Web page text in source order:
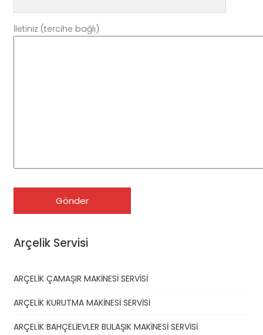
İletiniz (tercihe bağlı)
Arçelik Servisi
ARÇELİK ÇAMAŞIR MAKİNESİ SERVİSİ
ARÇELİK KURUTMA MAKİNESİ SERVİSİ
ARÇELİK BAHÇELİEVLER BULAŞIK MAKİNESİ SERVİSİ